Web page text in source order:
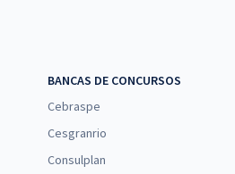
BANCAS DE CONCURSOS
Cebraspe
Cesgranrio
Consulplan